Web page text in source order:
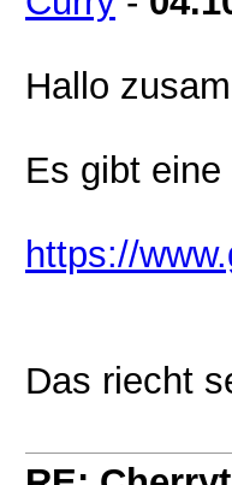
Hallo
Es gibt
https://
Das riecht